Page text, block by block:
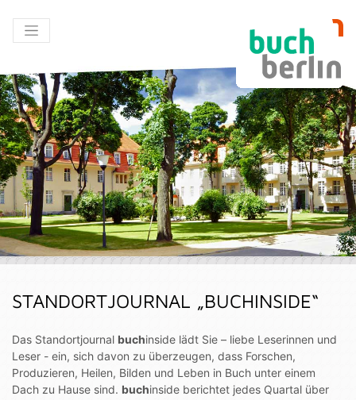
STANDORTJOURNAL „BUCHINSIDE“
Das Standortjournal buchinside lädt Sie – liebe Leserinnen und
Leser - ein, sich davon zu überzeugen, dass Forschen,
Produzieren, Heilen, Bilden und Leben in Buch unter einem
Dach zu Hause sind. buchinside berichtet jedes Quartal über